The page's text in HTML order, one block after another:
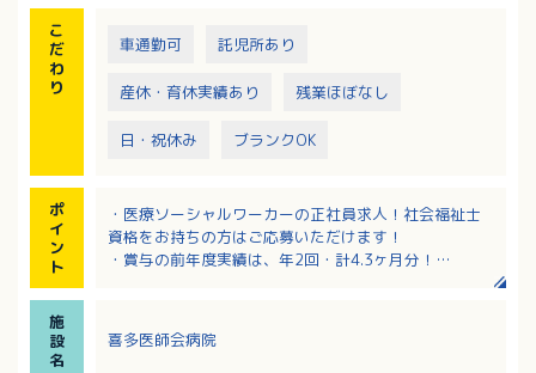
こ
だ
わ
り
車通勤可 託児所あり
産休・育休実績あり 残業ほぼなし
日・祝休み ブランクOK
ポ
イ
ン
ト
・医療ソーシャルワーカーの正社員求人！社会福祉士
資格をお持ちの方はご応募いただけます！
・賞与の前年度実績は、年2回・計4.3ヶ月分！
・残業は月平均3時間と少なめで、プライベートも大切
にしながら働ける環境！
施
設
名
喜多医師会病院